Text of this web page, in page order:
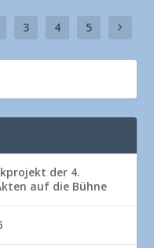
3 4 5
der 4.
auf die Bühne